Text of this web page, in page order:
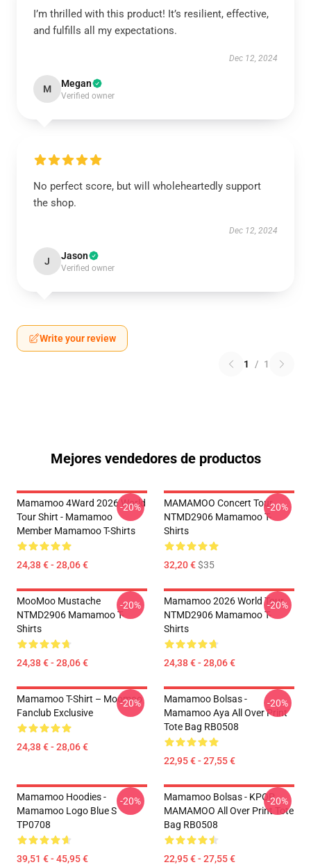
I’m thrilled with this product! It’s resilient, effective,
and fulfills all my expectations.
Dec 12, 2024
M Megan
Verified owner
No perfect score, but will wholeheartedly support
the shop.
Dec 12, 2024
J Jason
Verified owner
Write your review
1 / 1
Mejores vendedores de productos
Mamamoo 4Ward 2026 World
Tour Shirt - Mamamoo
Member Mamamoo T-Shirts
24,38 € - 28,06 €
-20%
MAMAMOO Concert Tour
NTMD2906 Mamamoo T-
Shirts
32,20 €$35
-20%
MooMoo Mustache
NTMD2906 Mamamoo T-
Shirts
24,38 € - 28,06 €
-20%
Mamamoo 2026 World Tour
NTMD2906 Mamamoo T-
Shirts
24,38 € - 28,06 €
-20%
Mamamoo T-Shirt – Moomoo
Fanclub Exclusive
24,38 € - 28,06 €
-20%
Mamamoo Bolsas -
Mamamoo Aya All Over Print
Tote Bag RB0508
22,95 € - 27,55 €
-20%
Mamamoo Hoodies -
Mamamoo Logo Blue S
TP0708
39,51 € - 45,95 €
-20%
Mamamoo Bolsas - KPOP
MAMAMOO All Over Print Tote
Bag RB0508
22,95 € - 27,55 €
-20%